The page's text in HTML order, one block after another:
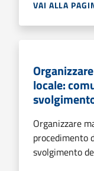
VAI ALLA
locale:
Organizzare
procedimento
svolgimento